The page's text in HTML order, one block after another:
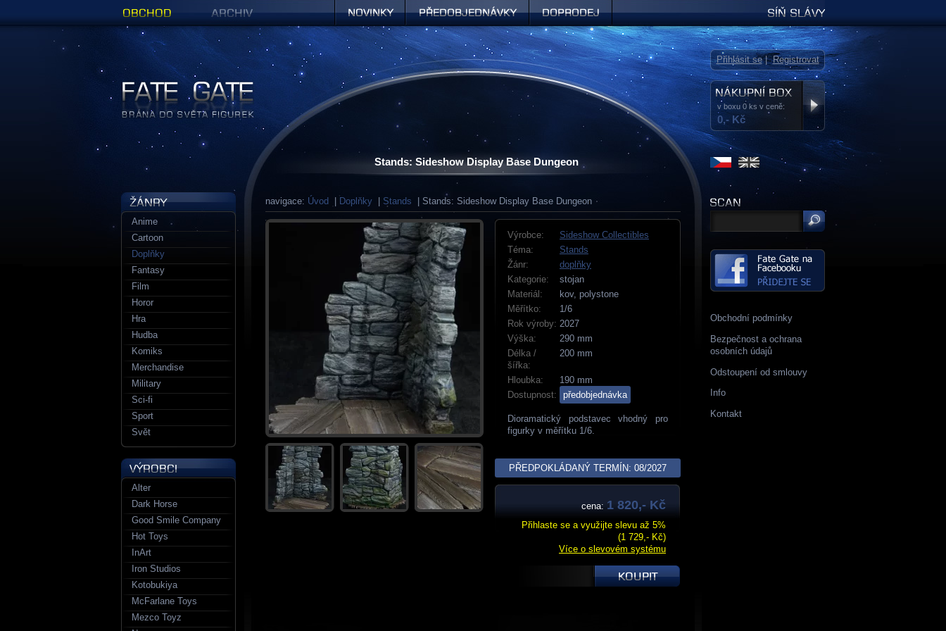
Stands: Sideshow Display Base Dungeon
navigace: Úvod Doplňky Stands | Stands: Sideshow Display Base Dungeon
Výrobce:
Sideshow Collectibles
Téma:
Stands
Žánr:
doplňky
Kategorie:
stojan
Materiál:
kov, polystone
Měřítko:
1/6
Rok výroby: 2027
Výška:
290 mm
Délka /
šířka:
200 mm
Hloubka:
190 mm
Dostupnost:
předobjednávka
Dioramatický podstavec vhodný pro
figurky v měřítku 1/6.
PŘEDPOKLÁDANÝ TERMÍN: 08/2027
cena: 1 820,- Kč
Přihlaste se a využijte slevu až 5%
(1 729,- Kč)
Více o slevovém systému
Obchodní podmínky
Bezpečnost a ochrana
osobních údajů
Odstoupení od smlouvy
Info
Kontakt
Anime
Cartoon
Doplňky
Fantasy
Film
Horor
Hra
Hudba
Komiks
Merchandise
Military
Sci-fi
Sport
Svět
Alter
Dark Horse
Good Smile Company
Hot Toys
InArt
Iron Studios
Kotobukiya
McFarlane Toys
Mezco Toyz
Figurky a sošky | Fate Gate
v boxu 0 ks v ceně:
0,- Kč
Přihlásit se|Registrovat
Předobjednávky Síň slávy